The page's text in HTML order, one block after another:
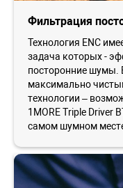
Фильтрация
Технология ENC
задача которых -
посторонние шумы.
максимально
технологии –
1MORE Triple Driver
самом шумном